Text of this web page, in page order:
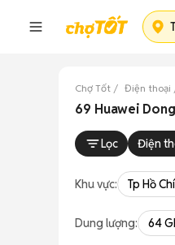
Chợ Tốt Điện thoại
69 Huawei
Lọc Điện
Khu vực: Tp Hồ
Dung lượng: 64